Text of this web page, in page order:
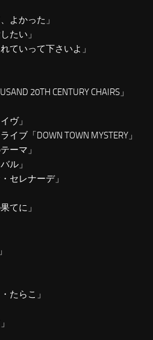
よかった」
たい」
ていって下さいよ」
20TH CENTURY CHAIRS」
ヴ」
ブ「DOWN TOWN MYSTERY」
ーマ」
ル」
セレナーデ」
てに」
たらこ」